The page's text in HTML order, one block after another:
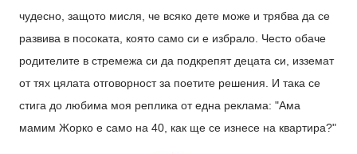
чудесно, защото мисля, че всяко дете може и трябва да се
развива в посоката, която само си е избрало. Често обаче
родителите в стремежа си да подкрепят децата си, изземат
от тях цялата отговорност за поетите решения. И така се
стига до любима моя реплика от една реклама: "Ама
мамим Жорко е само на 40, как ще се изнесе на квартира?"